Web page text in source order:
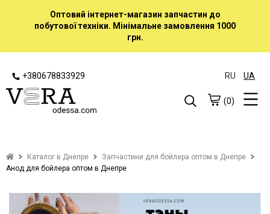
Оптовий інтернет-магазин запчастин до
побутової техніки. Мінімальне замовлення 1000
грн.
+380678833929 RU UA
(0)
Каталог в Днепре
Запчастини для бойлера оптом в Днепре
Анод для бойлера оптом в Днепре